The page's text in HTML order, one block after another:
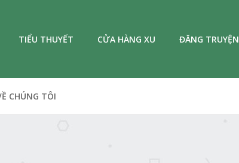
TIỂU THUYẾT CỬA HÀNG XU ĐĂNG TRUYỆN
CHÚNG TÔI